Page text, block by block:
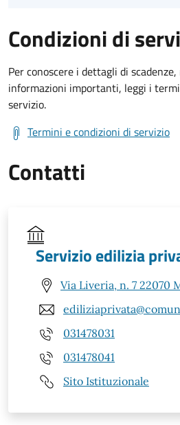
Condizioni di
Per conoscere i dettagli di
informazioni importanti, leggi i
servizio.
Termini e condizioni di servizio
Contatti
Servizio edilizia
Via Liveria, n. 7 22070
031478031
031478041
Sito Istituzionale